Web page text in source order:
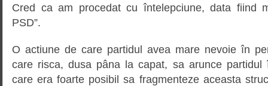
Cred ca am procedat cu întelepciune, data fiind
PSD”.
O actiune de care partidul avea mare nevoie în
care risca, dusa pâna la capat, sa arunce partidul
care era foarte posibil sa fragmenteze aceasta